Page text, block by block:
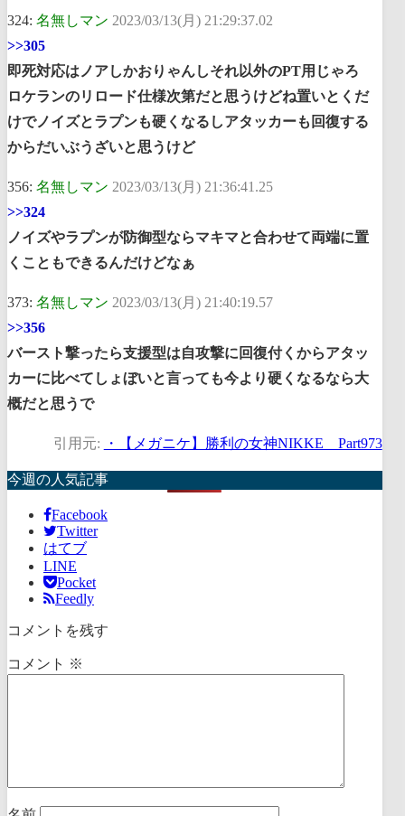
324: 名無しマン 2023/03/13(月) 21:29:37.02
>>305
即死対応はノアしかおりゃんしそれ以外のPT用じゃろ
ロケランのリロード仕様次第だと思うけどね置いとくだ
けでノイズとラプンも硬くなるしアタッカーも回復する
からだいぶうざいと思うけど
356: 名無しマン 2023/03/13(月) 21:36:41.25
>>324
ノイズやラプンが防御型ならマキマと合わせて両端に置
くこともできるんだけどなぁ
373: 名無しマン 2023/03/13(月) 21:40:19.57
>>356
バースト撃ったら支援型は自攻撃に回復付くからアタッ
カーに比べてしょぼいと言っても今より硬くなるなら大
概だと思うで
引用元: ・【メガニケ】勝利の女神NIKKE Part973
今週の人気記事
Facebook
Twitter
はてブ
LINE
Pocket
Feedly
コメントを残す
コメント ※